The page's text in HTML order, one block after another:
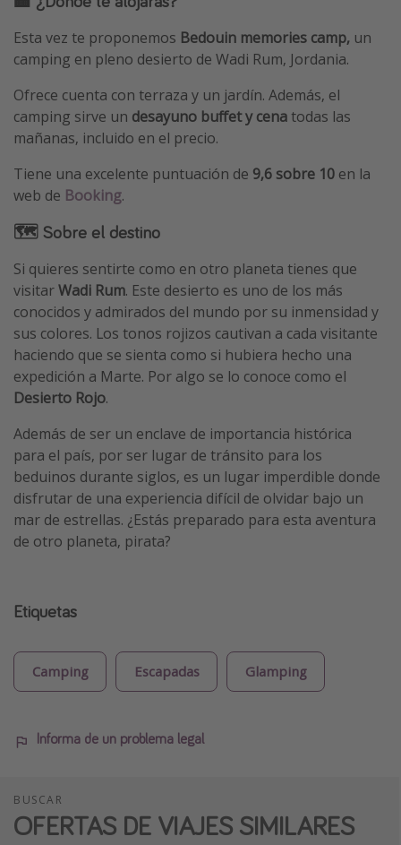
Esta vez te proponemos Bedouin memories camp, un
camping en pleno desierto de Wadi Rum, Jordania.
Ofrece cuenta con terraza y un jardín. Además, el
camping sirve un desayuno buffet y cena todas las
mañanas, incluido en el precio.
Tiene una excelente puntuación de 9,6 sobre 10 en la
web de Booking.
🗺 Sobre el destino
Si quieres sentirte como en otro planeta tienes que
visitarWadi Rum. Este desierto es uno de los más
conocidos y admirados del mundo por su inmensidad y
sus colores. Los tonos rojizos cautivan a cada visitante
haciendo que se sienta como si hubiera hecho una
expedición a Marte. Por algo se lo conoce como el
Desierto Rojo.
Además de ser un enclave de importancia histórica
para el país, por ser lugar de tránsito para los
beduinos durante siglos, es un lugar imperdible donde
disfrutar de una experiencia difícil de olvidar bajo un
mar de estrellas. ¿Estás preparado para esta aventura
de otro planeta, pirata?
Etiquetas
Camping Escapadas Glamping
Informa de un problema legal
BUSCAR
OFERTAS DE VIAJES SIMILARES